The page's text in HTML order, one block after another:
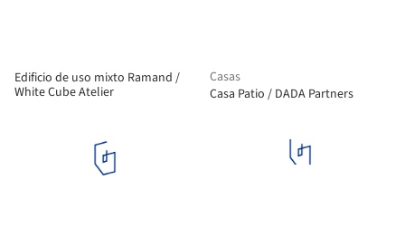
Edificio de uso mixto Ramand /
White Cube Atelier
Casas
Casa Patio / DADA Partners